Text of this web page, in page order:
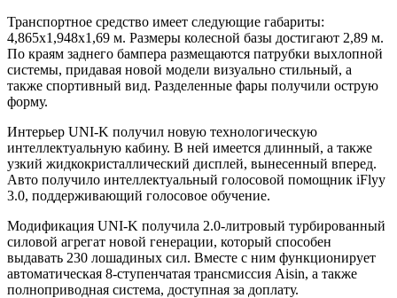
Транспортное средство имеет следующие габариты:
4,865х1,948х1,69 м. Размеры колесной базы достигают 2,89 м.
По краям заднего бампера размещаются патрубки выхлопной
системы, придавая новой модели визуально стильный, а
также спортивный вид. Разделенные фары получили острую
форму.
Интерьер UNI-K получил новую технологическую
интеллектуальную кабину. В ней имеется длинный, а также
узкий жидкокристаллический дисплей, вынесенный вперед.
Авто получило интеллектуальный голосовой помощник iFlyy
3.0, поддерживающий голосовое обучение.
Модификация UNI-K получила 2.0-литровый турбированный
силовой агрегат новой генерации, который способен
выдавать 230 лошадиных сил. Вместе с ним функционирует
автоматическая 8-ступенчатая трансмиссия Aisin, а также
полноприводная система, доступная за доплату.